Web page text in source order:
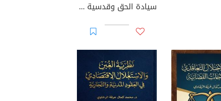
سيادة الحق وقدسية الكرامة الإنسانية